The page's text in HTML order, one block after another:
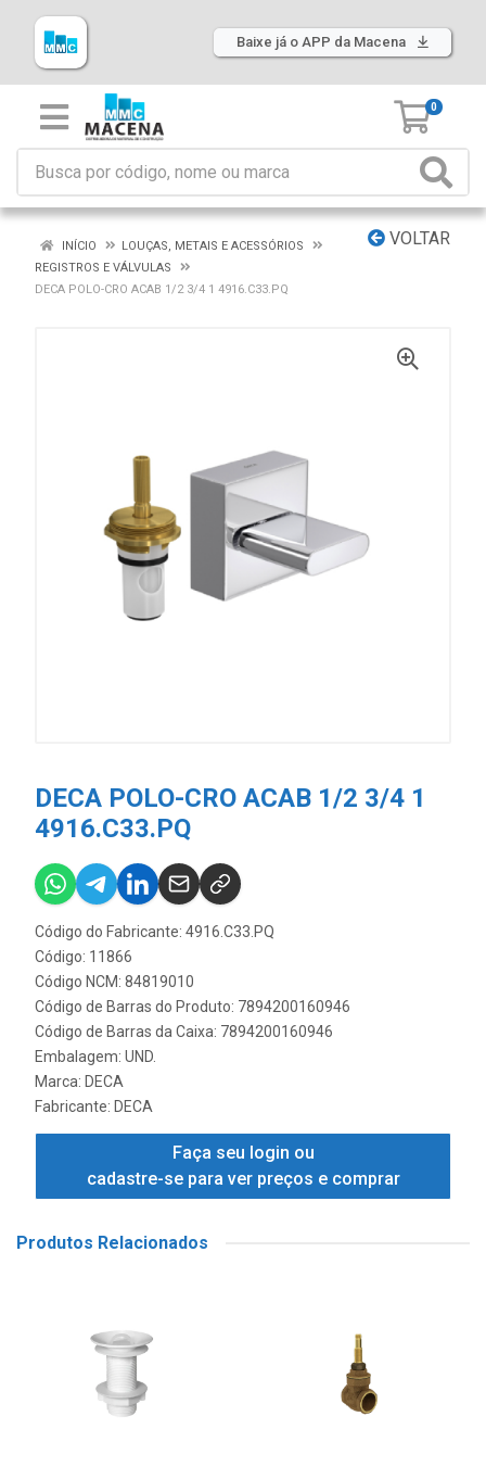
Baixe já o APP da Macena
0
VOLTAR
INÍCIO
LOUÇAS, METAIS E ACESSÓRIOS
REGISTROS E VÁLVULAS
DECA POLO-CRO ACAB 1/2 3/4 1 4916.C33.PQ
DECA POLO-CRO ACAB 1/2 3/4 1
4916.C33.PQ
Código do Fabricante: 4916.C33.PQ
Código: 11866
Código NCM: 84819010
Código de Barras do Produto: 7894200160946
Código de Barras da Caixa: 7894200160946
Embalagem: UND.
Marca: DECA
Fabricante: DECA
Faça seu login ou
cadastre-se para ver preços e comprar
Produtos Relacionados